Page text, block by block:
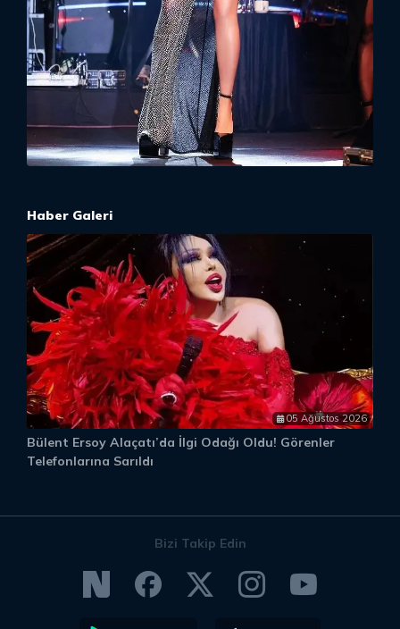
Haber Galeri
05 Ağustos 2026
Bülent Ersoy Alaçatı’da İlgi Odağı Oldu! Görenler
Telefonlarına Sarıldı
Bizi Takip Edin